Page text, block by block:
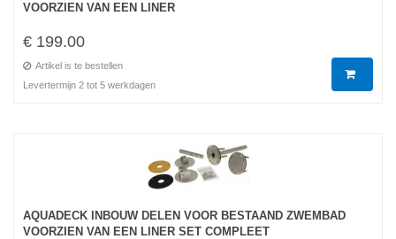
VOORZIEN VAN EEN LINER
€ 199.00
Artikel is te bestellen
Levertermijn 2 tot 5 werkdagen
AQUADECK INBOUW DELEN VOOR BESTAAND ZWEMBAD
VOORZIEN VAN EEN LINER SET COMPLEET